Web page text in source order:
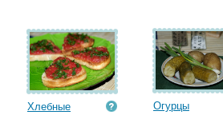
Хлебные
Огурцы